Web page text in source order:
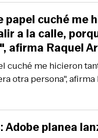
cuché me hicieron
otra persona",
papel cuché
a la calle,
afirma Raquel
planea